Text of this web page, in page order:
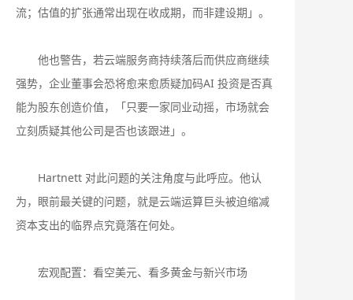
流；估值的扩张通常出现在收成期，而非建设期」。
他也警告，若云端服务商持续落后而供应商继续
强势，企业董事会恐将愈来愈质疑加码AI 投资是否真
能为股东创造价值，「只要一家同业动摇，市场就会
立刻质疑其他公司是否也该跟进」。
Hartnett 对此问题的关注角度与此呼应。他认
为，眼前最关键的问题，就是云端运算巨头被迫缩减
资本支出的临界点究竟落在何处。
宏观配置：看空美元、看多黄金与新兴市场